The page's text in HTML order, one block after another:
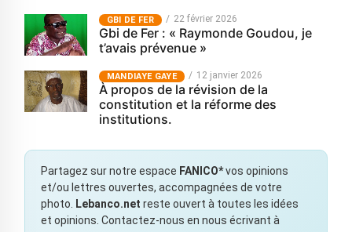
GBI DE FER 22 février 2026
Gbi de Fer : « Raymonde Goudou, je
t’avais prévenue »
MANDIAYE GAYE 12 janvier 2026
À propos de la révision de la
constitution et la réforme des
institutions.
Partagez sur notre espace FANICO*vos opinions
et/ou lettres ouvertes, accompagnées de votre
photo.
Lebanco.net reste ouvert à toutes les idées
et opinions. Contactez-nous en nous écrivant à